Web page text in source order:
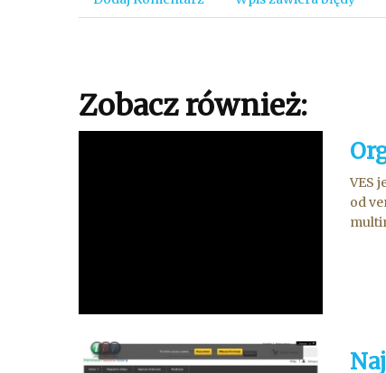
Zobacz również:
VES
od